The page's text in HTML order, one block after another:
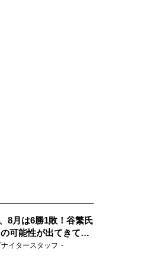
8月は6勝1敗！谷繁氏
の可能性が出てきてい
イタースタッフ